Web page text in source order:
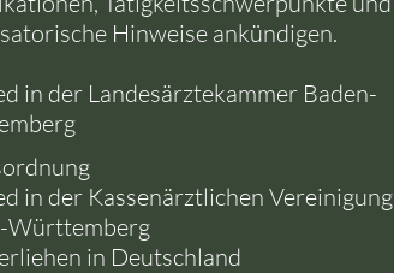
Hinweise ankündigen.
in der Landesärztekammer Baden-
in der Kassenärztlichen Vereinigung
Württemberg
in Deutschland